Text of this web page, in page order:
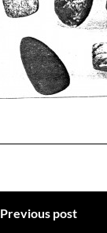
Previous post